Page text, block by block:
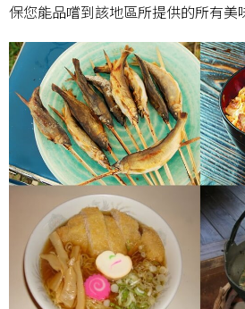
保您能品嚐到該地區所提供的所有美